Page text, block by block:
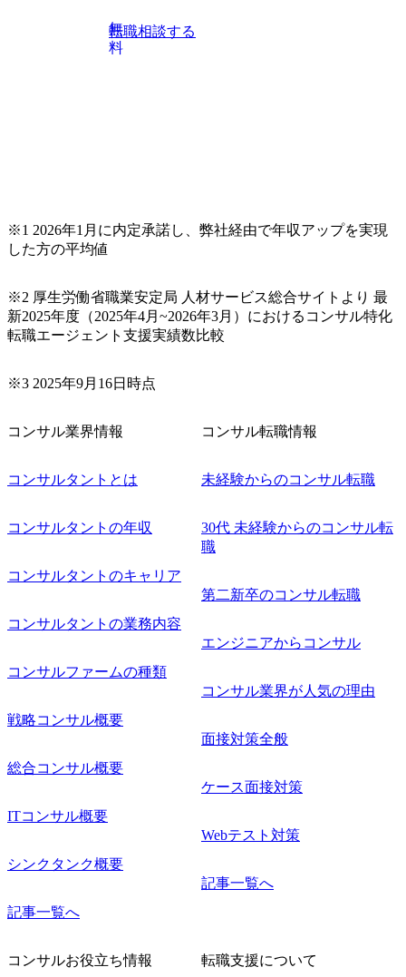
無
料
転職相談する
※1 2026年1月に内定承諾し、弊社経由で年収アップを実現
した方の平均値
※2 厚生労働省職業安定局 人材サービス総合サイトより 最
新2025年度（2025年4月~2026年3月）におけるコンサル特化
転職エージェント支援実績数比較
※3 2025年9月16日時点
コンサル業界情報
コンサルタントとは
コンサルタントの年収
コンサルタントのキャリア
コンサルタントの業務内容
コンサルファームの種類
戦略コンサル概要
総合コンサル概要
ITコンサル概要
シンクタンク概要
記事一覧へ
コンサル転職情報
未経験からのコンサル転職
30代 未経験からのコンサル転
職
第二新卒のコンサル転職
エンジニアからコンサル
コンサル業界が人気の理由
面接対策全般
ケース面接対策
Webテスト対策
記事一覧へ
コンサルお役立ち情報 転職支援について